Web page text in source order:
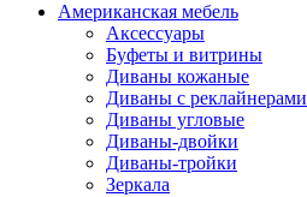
Американская мебель
Аксессуары
Буфеты и витрины
Диваны кожаные
Диваны с реклайнерами
Диваны угловые
Диваны-двойки
Диваны-тройки
Зеркала